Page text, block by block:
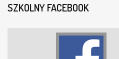
SZKOLNY FACEBOOK